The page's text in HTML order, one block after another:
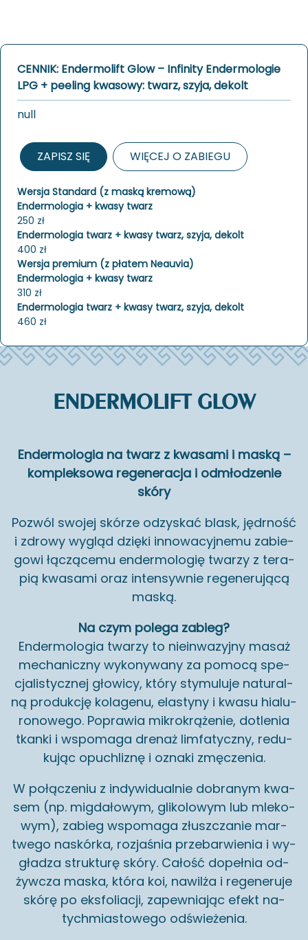
CENNIK: Endermolift Glow – Infinity Endermologie
LPG + peeling kwasowy: twarz, szyja, dekolt
null
ZAPISZ SIĘ WIĘCEJ O ZABIEGU
Wersja Standard (z maską kremową)
Endermologia + kwasy twarz
250 zł
Endermologia twarz + kwasy twarz, szyja, dekolt
400 zł
Wersja premium (z płatem Neauvia)
Endermologia + kwasy twarz
310 zł
Endermologia twarz + kwasy twarz, szyja, dekolt
460 zł
ENDERMOLIFT GLOW
En­der­mo­lo­gia na twarz z kwa­sa­mi i maską –
kom­plek­so­wa re­ge­ne­ra­cja i od­mło­dze­nie
skóry
Po­zwól swo­jej skó­rze od­zy­skać blask, jędr­ność
i zdro­wy wy­gląd dzię­ki in­no­wa­cyj­ne­mu za­bie­
go­wi łą­czą­ce­mu en­der­mo­lo­gię twa­rzy z te­ra­
pią kwa­sa­mi oraz in­ten­syw­nie re­ge­ne­ru­ją­cą
maską.
Na czym po­le­ga za­bieg?
En­der­mo­lo­gia twa­rzy to nie­in­wa­zyj­ny masaż
me­cha­nicz­ny wy­ko­ny­wa­ny za po­mo­cą spe­
cja­li­stycz­nej gło­wi­cy, który sty­mu­lu­je na­tu­ral­
ną pro­duk­cję ko­la­ge­nu, ela­sty­ny i kwasu hia­lu­
ro­no­we­go. Po­pra­wia mi­kro­krą­że­nie, do­tle­nia
tkan­ki i wspo­ma­ga dre­naż lim­fa­tycz­ny, re­du­
ku­jąc opu­chli­znę i ozna­ki zmę­cze­nia.
W po­łą­cze­niu z in­dy­wi­du­al­nie do­bra­nym kwa­
sem (np. mig­da­ło­wym, gli­ko­lo­wym lub mle­ko­
wym), za­bieg wspo­ma­ga złusz­cza­nie mar­
twe­go na­skór­ka, roz­ja­śnia prze­bar­wie­nia i wy­
gła­dza struk­tu­rę skóry. Ca­łość do­peł­nia od­
żyw­cza maska, która koi, na­wil­ża i re­ge­ne­ru­je
skórę po eks­fo­lia­cji, za­pew­nia­jąc efekt na­
tych­mia­sto­we­go od­świe­że­nia.